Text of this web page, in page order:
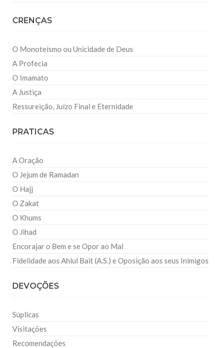
CRENÇAS
O Monoteísmo ou Unicidade de Deus
A Profecia
O Imamato
A Justiça
Ressureição, Juízo Final e Eternidade
PRATICAS
A Oração
O Jejum de Ramadan
O Hajj
O Zakat
O Khums
O Jihad
Encorajar o Bem e se Opor ao Mal
Fidelidade aos Ahlul Bait (A.S.) e Oposição aos seus Inimigos
DEVOÇÕES
Súplicas
Visitações
Recomendações